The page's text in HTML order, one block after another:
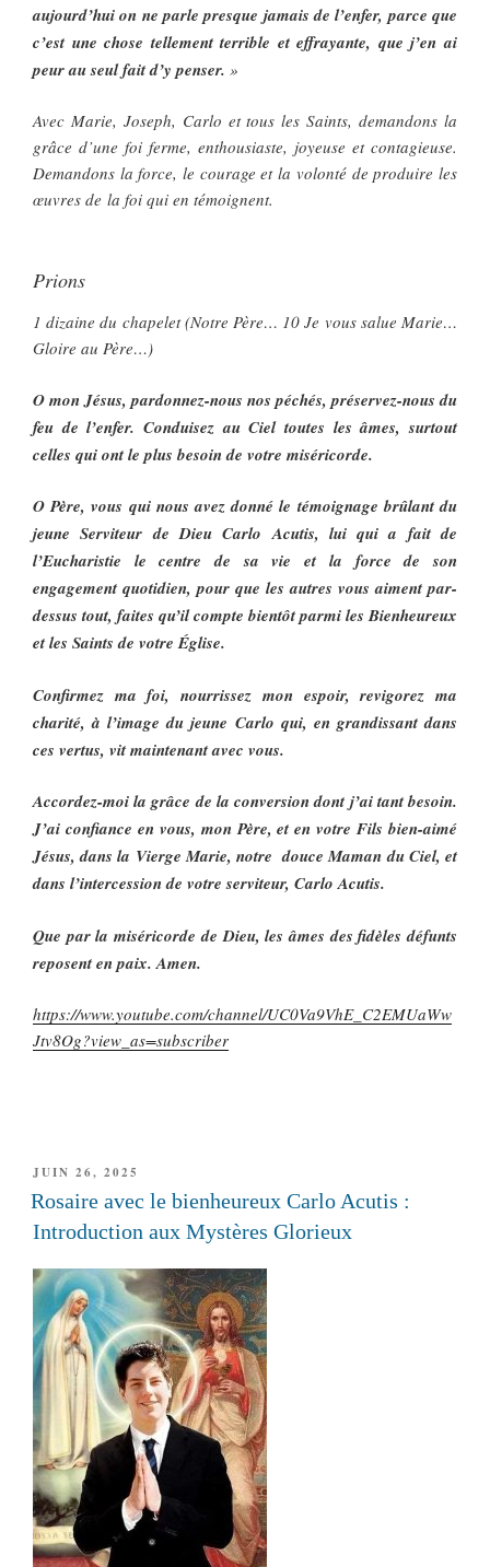
aujourd’hui on ne parle presque jamais de l’enfer, parce que
c’est une chose tellement terrible et effrayante, que j’en ai
peur au seul fait d’y penser. »
Avec Marie, Joseph, Carlo et tous les Saints, demandons la
grâce d’une foi ferme, enthousiaste, joyeuse et contagieuse.
Demandons la force, le courage et la volonté de produire les
œuvres de la foi qui en témoignent.
Prions
1 dizaine du chapelet (Notre Père… 10 Je vous salue Marie…
Gloire au Père…)
O mon Jésus, pardonnez-nous nos péchés, préservez-nous du
feu de l’enfer. Conduisez au Ciel toutes les âmes, surtout
celles qui ont le plus besoin de votre miséricorde.
O Père, vous qui nous avez donné le témoignage brûlant du
jeune Serviteur de Dieu Carlo Acutis, lui qui a fait de
l’Eucharistie le centre de sa vie et la force de son
engagement quotidien, pour que les autres vous aiment par-
dessus tout, faites qu’il compte bientôt parmi les Bienheureux
et les Saints de votre Église.
Confirmez ma foi, nourrissez mon espoir, revigorez ma
charité, à l’image du jeune Carlo qui, en grandissant dans
ces vertus, vit maintenant avec vous.
Accordez-moi la grâce de la conversion dont j’ai tant besoin.
J’ai confiance en vous, mon Père, et en votre Fils bien-aimé
Jésus, dans la Vierge Marie, notre douce Maman du Ciel, et
dans l’intercession de votre serviteur, Carlo Acutis.
Que par la miséricorde de Dieu, les âmes des fidèles défunts
reposent en paix. Amen.
https://www.youtube.com/channel/UC0Va9VhE_C2EMUaWw
Jtv8Og?view_as=subscriber
PUBLIÉ
LE
JUIN 26, 2025
Rosaire avec le bienheureux Carlo Acutis :
Introduction aux Mystères Glorieux